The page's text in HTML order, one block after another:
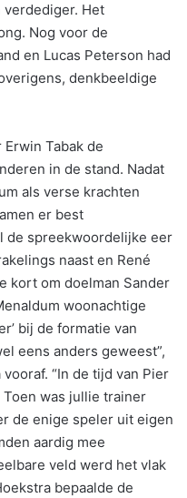
Het
Nog voor de
en Lucas Peterson had
denkbeeldige
Tabak de
in de stand. Nadat
als verse krachten
er best
de spreekwoordelijke eer
naast en René
kort om doelman Sander
woonachtige
bij de formatie van
eens anders geweest”,
“In de tijd van Pier
was jullie trainer
de enige speler uit eigen
aardig mee
veld werd het vlak
bepaalde de